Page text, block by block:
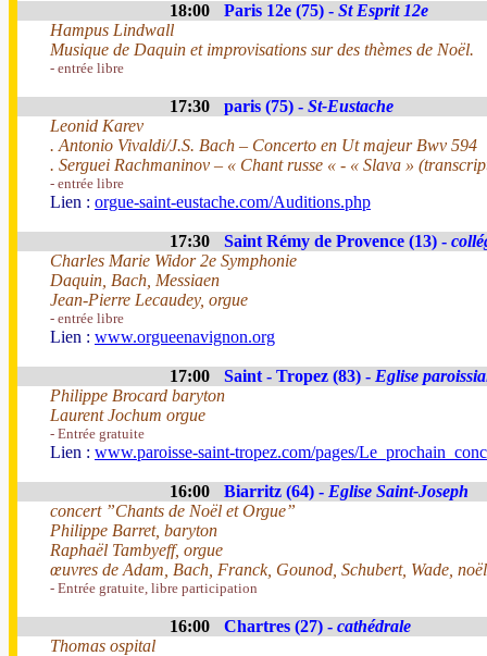
18:00 Paris 12e (75) - St Esprit 12e
Hampus Lindwall
Musique de Daquin et improvisations sur des thèmes de Noël.
- entrée libre
17:30 paris (75) - St-Eustache
Leonid Karev
. Antonio Vivaldi/J.S. Bach – Concerto en Ut majeur Bwv 594
. Serguei Rachmaninov – « Chant russe « - « Slava »
- entrée libre
Lien : orgue-saint-eustache.com/Auditions.php
17:30 Saint Rémy de Provence (13) -
Charles Marie Widor 2e Symphonie
Daquin, Bach, Messiaen
Jean-Pierre Lecaudey, orgue
- entrée libre
Lien : www.orgueenavignon.org
17:00 Saint - Tropez (83) - Eglise
Philippe Brocard baryton
Laurent Jochum orgue
- Entrée gratuite
Lien : www.paroisse-saint-tropez.com/pages/
16:00 Biarritz (64) - Eglise Saint-Joseph
concert ”Chants de Noël et Orgue”
Philippe Barret, baryton
Raphaël Tambyeff, orgue
œuvres de Adam, Bach, Franck, Gounod, Schubert, Wade,
- Entrée gratuite, libre participation
16:00 Chartres (27) - cathédrale
Thomas ospital